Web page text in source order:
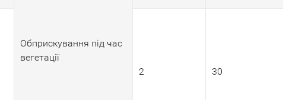
Обприскування під час
вегетації
2 30